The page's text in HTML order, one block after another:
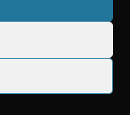
GmbH.